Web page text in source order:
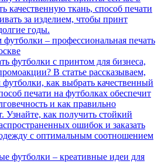
качественную ткань, способ печати
за изделием, чтобы принт
годы.
футболки – профессиональная печать
футболки с принтом для бизнеса,
В статье рассказываем,
футболки, как выбрать качественный
печати на футболках обеспечит
и как правильно
Узнайте, как получить стойкий
ошибок и заказать
с оптимальным соотношением
футболки – креативные идеи для